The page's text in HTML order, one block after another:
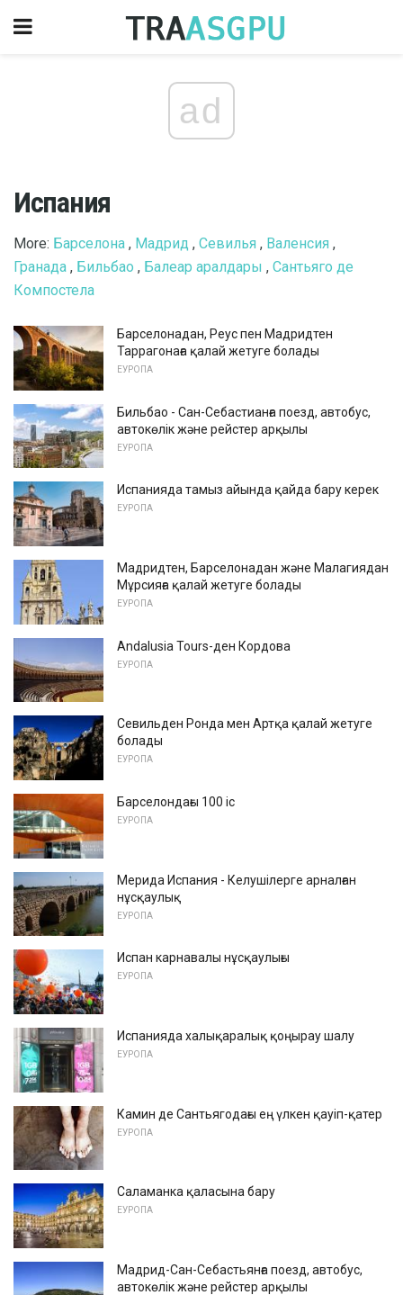
ad
Испания
More: Барселона , Мадрид , Севилья , Валенсия ,
Гранада , Бильбао , Балеар аралдары , Сантьяго де
Компостела
Барселонадан, Реус пен Мадридтен
Таррагонаға қалай жетуге болады
ЕУРОПА
Бильбао - Сан-Себастианға поезд, автобус,
автокөлік және рейстер арқылы
ЕУРОПА
Испанияда тамыз айында қайда бару керек
ЕУРОПА
Мадридтен, Барселонадан және Малагиядан
Мұрсияға қалай жетуге болады
ЕУРОПА
Andalusia Tours-ден Кордова
ЕУРОПА
Севильден Ронда мен Артқа қалай жетуге
болады
ЕУРОПА
Барселондағы 100 іс
ЕУРОПА
Мерида Испания - Келушілерге арналған
нұсқаулық
ЕУРОПА
Испан карнавалы нұсқаулығы
ЕУРОПА
Испанияда халықаралық қоңырау шалу
ЕУРОПА
Камин де Сантьягодағы ең үлкен қауіп-қатер
ЕУРОПА
Саламанка қаласына бару
ЕУРОПА
Мадрид-Сан-Себастьянға поезд, автобус,
автокөлік және рейстер арқылы